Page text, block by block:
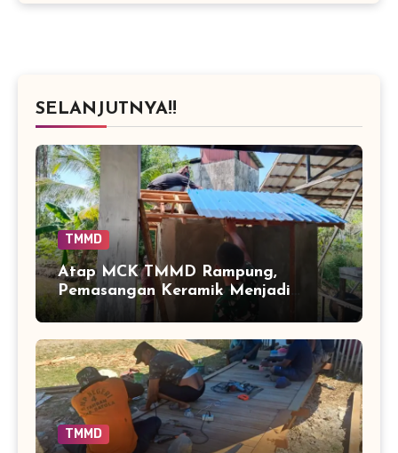
SELANJUTNYA!!
TMMD
Atap MCK TMMD Rampung,
Pemasangan Keramik Menjadi
Sentuhan Akhir Fasilitas Sanitasi di
Tamban Bangun
TMMD